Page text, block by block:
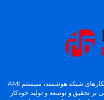
شرکت کامیونیکیشن تاپس‌کام چینگ‌داؤ راهکارهای شبکه هوشمند، سیستم AMI
بر تحقیق و توسعه و تولید خودکار